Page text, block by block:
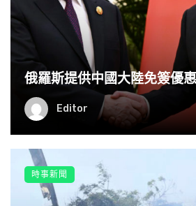
俄羅斯提供中國大陸免簽優
Editor
時事新聞